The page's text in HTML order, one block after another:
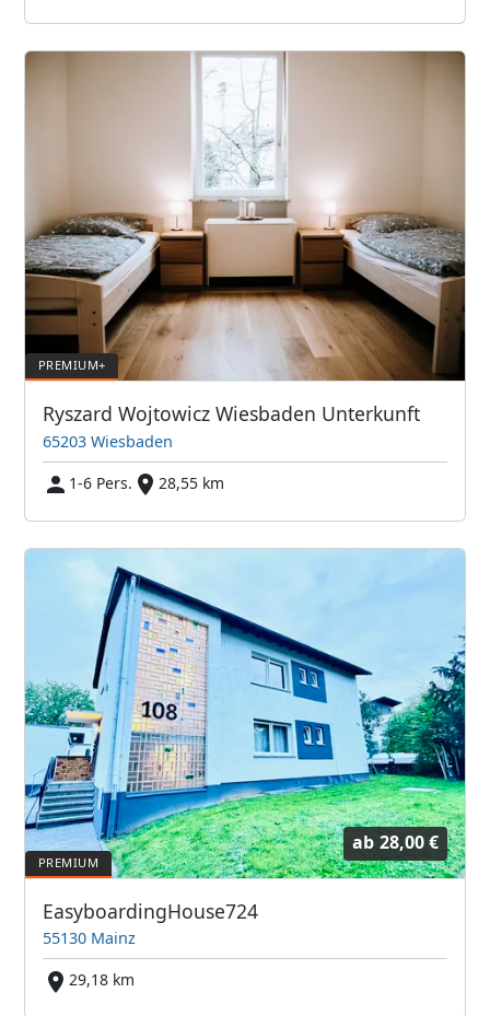
Ryszard Wojtowicz Wiesbaden Unterkunft
65203 Wiesbaden
1-6 Pers.
28,55 km
ab 28,00 €
EasyboardingHouse724
55130 Mainz
29,18 km